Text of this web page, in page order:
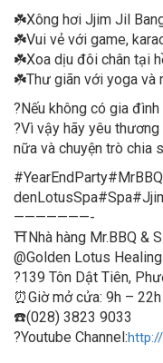
☘️Xông hơi Jjim Jil
☘️Vui vẻ với game,
☘️Xoa dịu đôi chân tại
☘️Thư giãn với yoga và
?Nếu không có gia
?Vì vậy hãy yêu thương
nữa và chuyện trò chia
#YearEndParty#
denLotusSpa#Spa#
———————-
⛩️Nhà hàng Mr.BBQ &
@Golden Lotus
?139 Tôn Dật Tiên,
⏰Giờ mở cửa: 9h – 22h
☎️(028) 3823 9033
?Youtube Channel: